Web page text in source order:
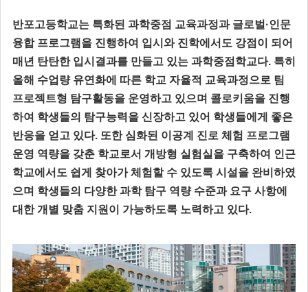
반포고등학교는 특화된 과학중점 교육과정과 글로벌·인문
융합 프로그램을 진행하여 입시와 진학에서도 강점이 되어
매년 탄탄한 입시결과를 만들고 있는 과학중점학교다. 특히
올해 수업량 유연화에 따른 학교 자율적 교육과정으로 팀
프로젝트형 탐구활동을 운영하고 있으며 콜로키움을 진행
하여 학생들의 탐구능력을 신장하고 있어 학생들에게 좋은
반응을 얻고 있다. 또한 심화된 이공계 진로 체험 프로그램
운영 역량을 갖춘 학교로서 개방형 실험실을 구축하여 인근
학교에서도 쉽게 찾아가 체험할 수 있도록 시설을 완비하였
으며 학생들의 다양한 과학 탐구 역량 수준과 요구 사항에
대한 개별 맞춤 지원이 가능하도록 노력하고 있다.